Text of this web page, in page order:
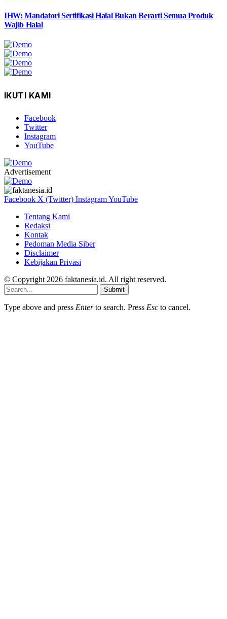
IHW: Mandatori Sertifikasi Halal Bukan Berarti Semua Produk
Wajib Halal
IKUTI KAMI
Facebook
Twitter
Instagram
YouTube
Advertisement
Facebook X (Twitter) InstagramYouTube
Tentang Kami
Redaksi
Kontak
Pedoman Media Siber
Disclaimer
Kebijakan Privasi
© Copyright 2026 faktanesia.id. All right reserved.
Submit
Type above and press Enterto search. Press Esc to cancel.